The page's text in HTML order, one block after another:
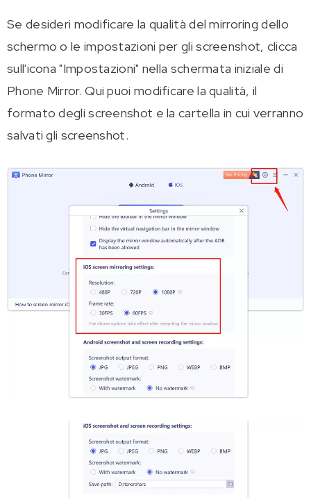
Se desideri modificare la qualità del mirroring dello
schermo o le impostazioni per gli screenshot, clicca
sull'icona "Impostazioni" nella schermata iniziale di
Phone Mirror. Qui puoi modificare la qualità, il
formato degli screenshot e la cartella in cui verranno
salvati gli screenshot.